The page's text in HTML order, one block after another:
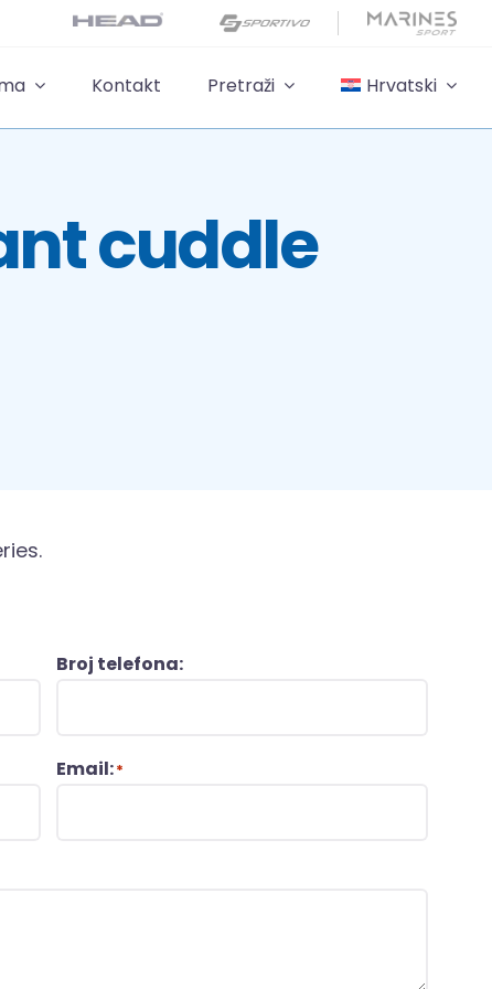
Kontakt Pretraži Hrvatski
cuddle
Broj telefona:
Email:*